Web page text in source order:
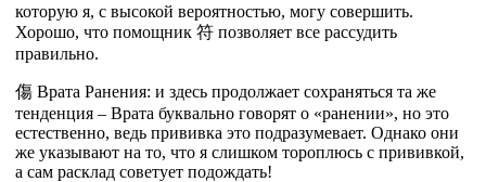
которую я, с высокой вероятностью, могу совершить.
Хорошо, что помощник 符 позволяет все рассудить
правильно.
傷 Врата Ранения: и здесь продолжает сохраняться та же
тенденция – Врата буквально говорят о «ранении», но это
естественно, ведь прививка это подразумевает. Однако они
же указывают на то, что я слишком тороплюсь с прививкой,
а сам расклад советует подождать!